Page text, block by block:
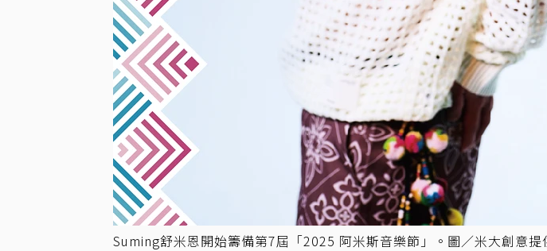
Suming舒米恩開始籌備第7屆「2025 阿米斯音樂節」。圖／米大創意提